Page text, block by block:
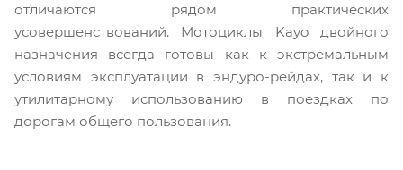
отличаются рядом практических
усовершенствований. Мотоциклы Kayo двойного
назначения всегда готовы как к экстремальным
условиям эксплуатации в эндуро-рейдах, так и к
утилитарному использованию в поездках по
дорогам общего пользования.